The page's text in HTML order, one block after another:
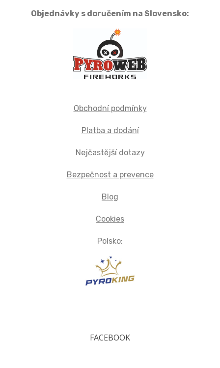
Objednávky s doručením na Slovensko:
Obchodní podmínky
Platba a dodání
Nejčastější dotazy
Bezpečnost a prevence
Blog
Cookies
Polsko:
FACEBOOK